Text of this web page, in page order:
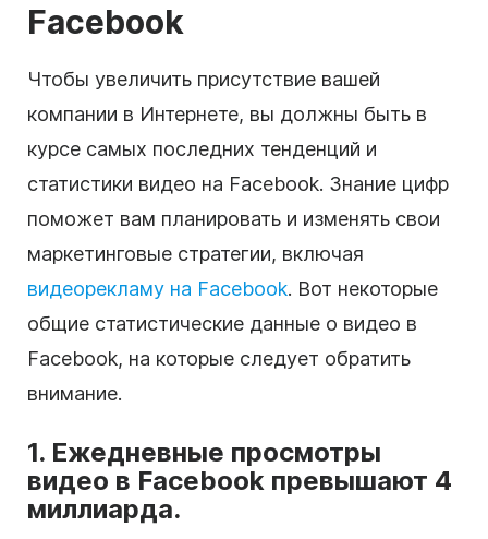
Facebook
Чтобы увеличить присутствие вашей
компании в Интернете, вы должны быть в
курсе самых последних тенденций и
статистики видео на Facebook. Знание цифр
поможет вам планировать и изменять свои
маркетинговые стратегии, включая
видеорекламу на Facebook. Вот некоторые
общие статистические данные о видео в
Facebook, на которые следует обратить
внимание.
1. Ежедневные просмотры
видео в Facebook превышают 4
миллиарда.